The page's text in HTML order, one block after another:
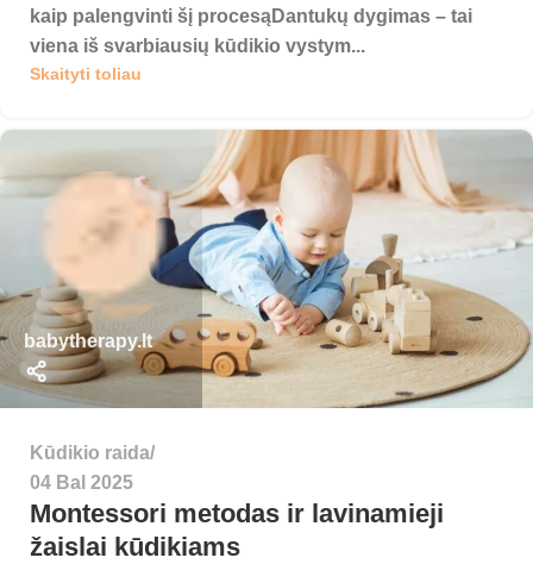
kaip palengvinti šį procesąDantukų dygimas – tai
viena iš svarbiausių kūdikio vystym...
Skaityti toliau
babytherapy.lt
Kūdikio raida
04 Bal 2025
Montessori metodas ir lavinamieji
žaislai kūdikiams